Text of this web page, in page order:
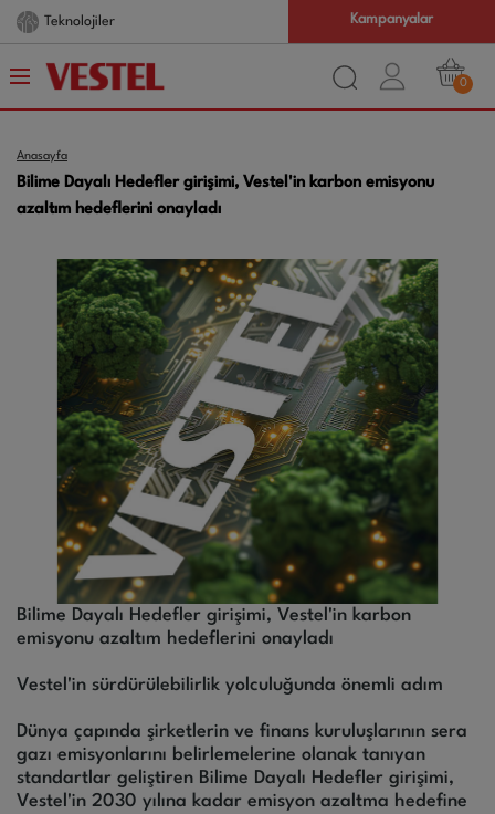
Teknolojiler Kampanyalar
0
Anasayfa
Bilime Dayalı Hedefler girişimi, Vestel'in karbon emisyonu
azaltım hedeflerini onayladı
Bilime Dayalı Hedefler girişimi, Vestel'in karbon
emisyonu azaltım hedeflerini onayladı
Vestel'in sürdürülebilirlik yolculuğunda önemli adım
Dünya çapında şirketlerin ve finans kuruluşlarının sera
gazı emisyonlarını belirlemelerine olanak tanıyan
standartlar geliştiren Bilime Dayalı Hedefler girişimi,
Vestel'in 2030 yılına kadar emisyon azaltma hedefine